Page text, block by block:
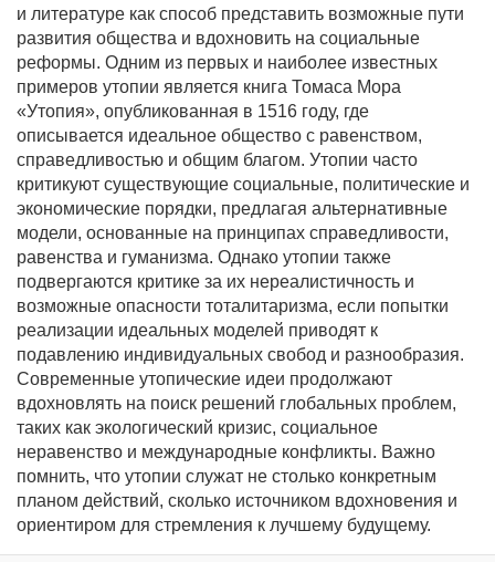
и литературе как способ представить возможные пути
развития общества и вдохновить на социальные
реформы. Одним из первых и наиболее известных
примеров утопии является книга Томаса Мора
«Утопия», опубликованная в 1516 году, где
описывается идеальное общество с равенством,
справедливостью и общим благом. Утопии часто
критикуют существующие социальные, политические и
экономические порядки, предлагая альтернативные
модели, основанные на принципах справедливости,
равенства и гуманизма. Однако утопии также
подвергаются критике за их нереалистичность и
возможные опасности тоталитаризма, если попытки
реализации идеальных моделей приводят к
подавлению индивидуальных свобод и разнообразия.
Современные утопические идеи продолжают
вдохновлять на поиск решений глобальных проблем,
таких как экологический кризис, социальное
неравенство и международные конфликты. Важно
помнить, что утопии служат не столько конкретным
планом действий, сколько источником вдохновения и
ориентиром для стремления к лучшему будущему.